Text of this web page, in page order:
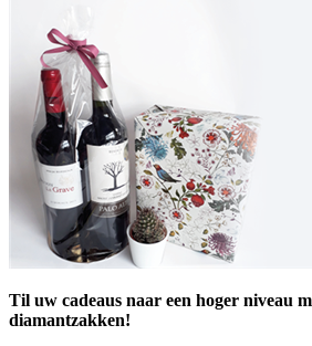
Til uw cadeaus naar een hoger niveau
diamantzakken!